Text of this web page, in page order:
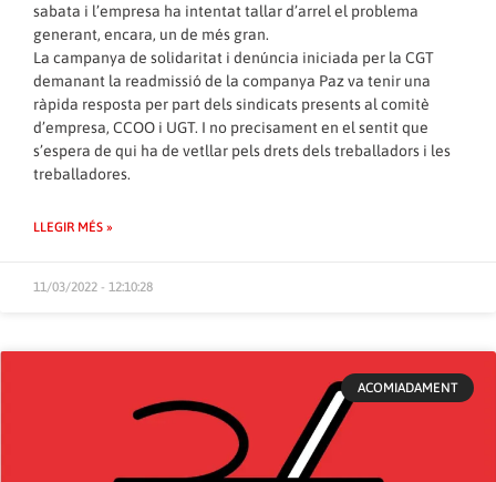
sabata i l’empresa ha intentat tallar d’arrel el problema
generant, encara, un de més gran.
La campanya de solidaritat i denúncia iniciada per la CGT
demanant la readmissió de la companya Paz va tenir una
ràpida resposta per part dels sindicats presents al comitè
d’empresa, CCOO i UGT. I no precisament en el sentit que
s’espera de qui ha de vetllar pels drets dels treballadors i les
treballadores.
LLEGIR MÉS »
11/03/2022 - 12:10:28
ACOMIADAMENT